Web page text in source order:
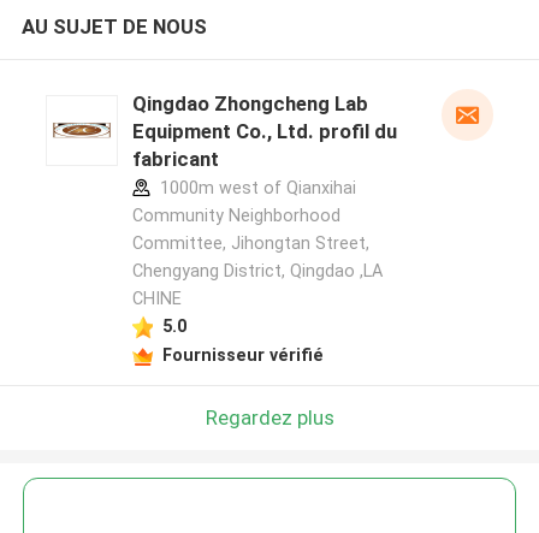
AU SUJET DE NOUS
Qingdao Zhongcheng Lab
Equipment Co., Ltd. profil du
fabricant
1000m west of Qianxihai
Community Neighborhood
Committee, Jihongtan Street,
Chengyang District, Qingdao ,LA
CHINE
5.0
Fournisseur vérifié
Regardez plus